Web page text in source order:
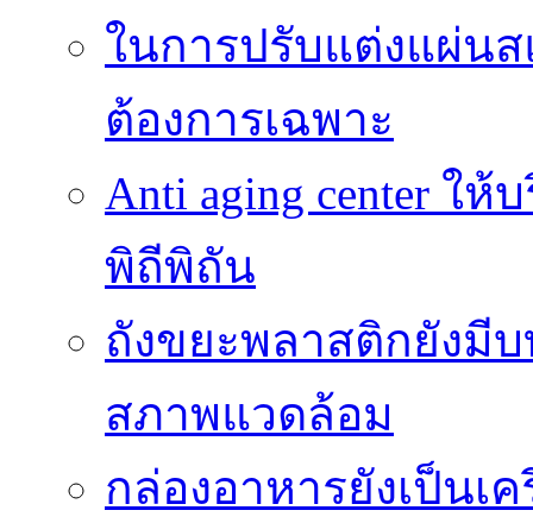
ในการปรับแต่งแผ่น
ต้องการเฉพาะ
Anti aging center ใ
พิถีพิถัน
ถังขยะพลาสติกยังมี
สภาพแวดล้อม
กล่องอาหารยังเป็นเ